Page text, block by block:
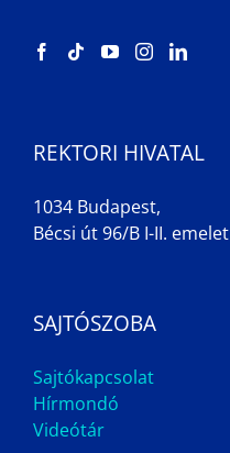
REKTORI HIVATAL
1034 Budapest,
Bécsi út 96/B I-II. emelet
SAJTÓSZOBA
Sajtókapcsolat
Hírmondó
Videótár